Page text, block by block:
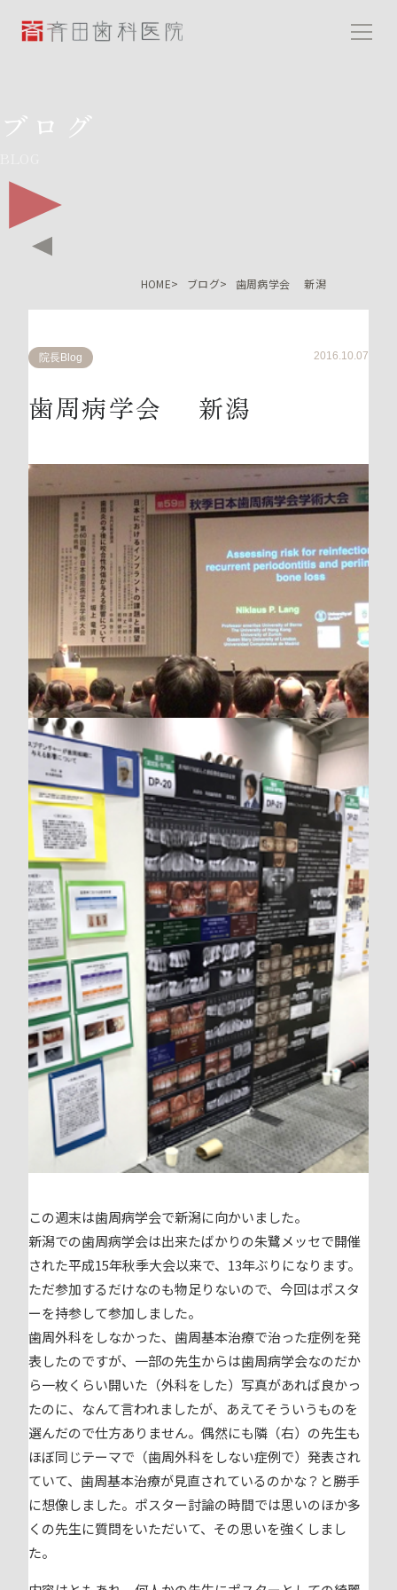
斉田歯科医院
ブログ
HOME ブログ 歯周病学会 新潟
院長Blog 2016.10.07
歯周病学会 新潟
この週末は歯周病学会で新潟に向かいました。
新潟での歯周病学会は出来たばかりの朱鷺メッセで開催
された平成15年秋季大会以来で、13年ぶりになります。
ただ参加するだけなのも物足りないので、今回はポスタ
ーを持参して参加しました。
歯周外科をしなかった、歯周基本治療で治った症例を発
表したのですが、一部の先生からは歯周病学会なのだか
ら一枚くらい開いた（外科をした）写真があれば良かっ
たのに、なんて言われましたが、あえてそういうものを
選んだので仕方ありません。偶然にも隣（右）の先生も
ほぼ同じテーマで（歯周外科をしない症例で）発表され
ていて、歯周基本治療が見直されているのかな？と勝手
に想像しました。ポスター討論の時間では思いのほか多
くの先生に質問をいただいて、その思いを強くしまし
た。